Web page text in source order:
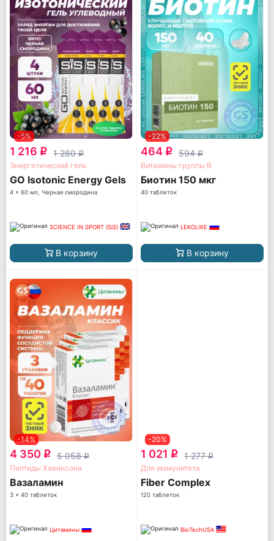
-5%
1 216 q 1 280q
Энергетический гель
GO Isotonic Energy Gels
4 x 60 мл, Черная смородина
SCIENCE IN SPORT (SiS)
В корзину
-22%
464 q 594q
Витамины группы B
Биотин 150 мкг
40 таблеток
LEKOLIKE
В корзину
-14%
4 350 q 5 058q
Пептиды Хавинсона
Вазаламин
3 x 40 таблеток
Цитамины
-20%
1 021 q 1 277q
Для иммунитета
Fiber Complex
120 таблеток
BioTechUSA